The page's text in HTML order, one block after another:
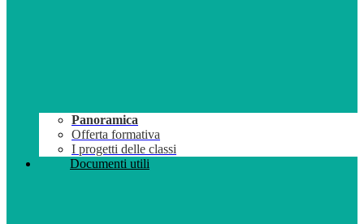
Panoramica
Offerta formativa
I progetti delle classi
Documenti utili